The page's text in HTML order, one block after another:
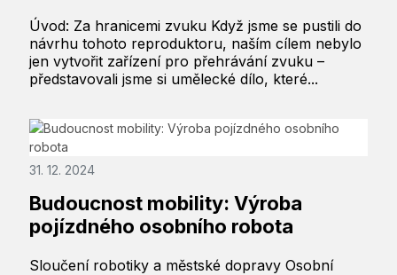
Úvod: Za hranicemi zvuku Když jsme se pustili do
návrhu tohoto reproduktoru, naším cílem nebylo
jen vytvořit zařízení pro přehrávání zvuku –
představovali jsme si umělecké dílo, které...
31. 12. 2024
Budoucnost mobility: Výroba
pojízdného osobního robota
Sloučení robotiky a městské dopravy Osobní